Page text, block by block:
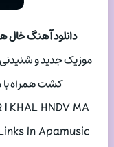
دانلود آهنگ خال
موزیک جدید و شنیدنی
کشت همراه با
KHAL HNDV MA
In Apamusic